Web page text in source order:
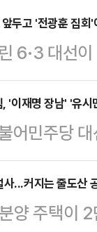
두고 '전광훈 집회'
6·3 대선
당해 이번
도하는 집
메시지를
.윤석열
한민국바
부원장을
'이재명 장남' '유시
어민주당
이사장의
여론전에
처를 끝까
...커지는 줄도산
양 주택이